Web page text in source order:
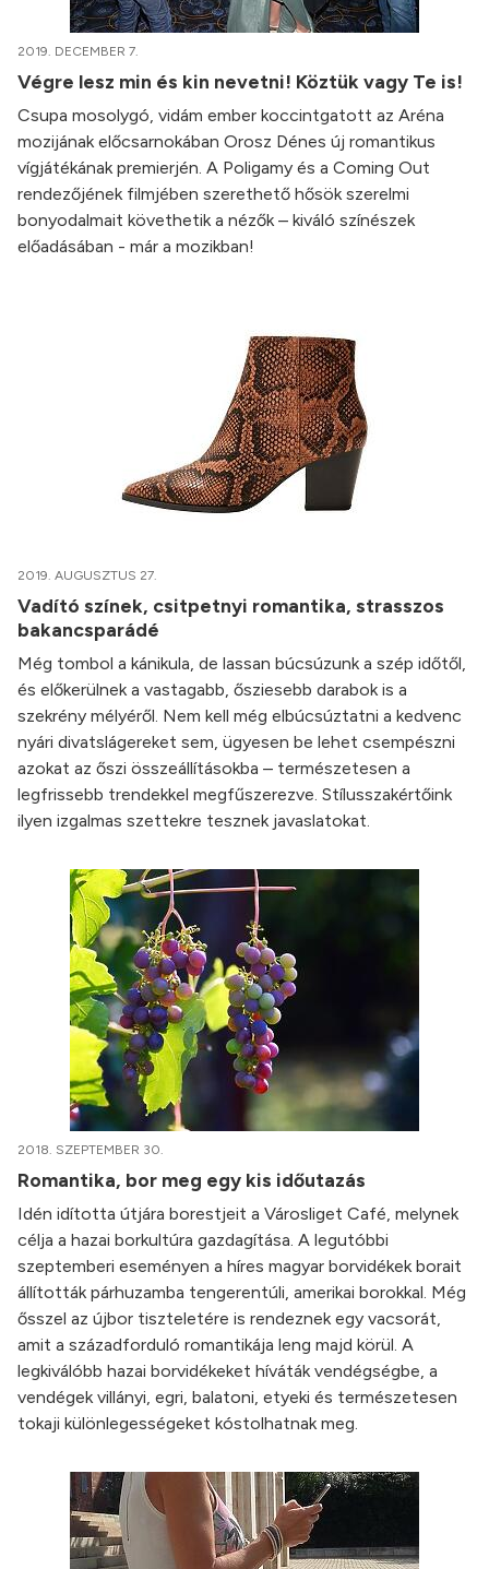
2019. DECEMBER 7.
Végre lesz min és kin nevetni! Köztük vagy Te is!
Csupa mosolygó, vidám ember koccintgatott az Aréna
mozijának előcsarnokában Orosz Dénes új romantikus
vígjátékának premierjén. A Poligamy és a Coming Out
rendezőjének filmjében szerethető hősök szerelmi
bonyodalmait követhetik a nézők – kiváló színészek
előadásában - már a mozikban!
2019. AUGUSZTUS 27.
Vadító színek, csitpetnyi romantika, strasszos
bakancsparádé
Még tombol a kánikula, de lassan búcsúzunk a szép időtől,
és előkerülnek a vastagabb, ősziesebb darabok is a
szekrény mélyéről. Nem kell még elbúcsúztatni a kedvenc
nyári divatslágereket sem, ügyesen be lehet csempészni
azokat az őszi összeállításokba – természetesen a
legfrissebb trendekkel megfűszerezve. Stílusszakértőink
ilyen izgalmas szettekre tesznek javaslatokat.
2018. SZEPTEMBER 30.
Romantika, bor meg egy kis időutazás
Idén idította útjára borestjeit a Városliget Café, melynek
célja a hazai borkultúra gazdagítása. A legutóbbi
szeptemberi eseményen a híres magyar borvidékek borait
állították párhuzamba tengerentúli, amerikai borokkal. Még
ősszel az újbor tiszteletére is rendeznek egy vacsorát,
amit a századforduló romantikája leng majd körül. A
legkiválóbb hazai borvidékeket híváták vendégségbe, a
vendégek villányi, egri, balatoni, etyeki és természetesen
tokaji különlegességeket kóstolhatnak meg.